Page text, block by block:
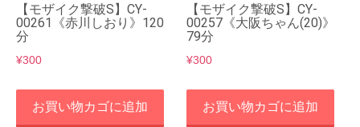
【モザイク撃破S】CY-
00261《赤川しおり》120
分
¥300
お買い物カゴに追加
【モザイク撃破S】CY-
00257《大阪ちゃん(20)》
79分
¥300
お買い物カゴに追加